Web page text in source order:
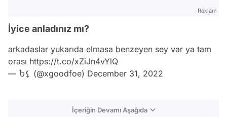
Reklam
İyice anladınız mı?
arkadaslar yukarıda elmasa benzeyen sey var ya tam
orası https://t.co/xZiJn4vYlQ
— Ⴆ⚸ (@xgoodfoe) December 31, 2022
İçeriğin Devamı Aşağıda